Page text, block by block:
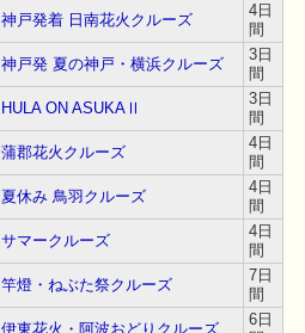
神戸発着 日南花火クルーズ
4日
間
神戸発 夏の神戸・横浜クルーズ
3日
間
HULA ON ASUKAⅡ
3日
間
蒲郡花火クルーズ
4日
間
夏休み 鳥羽クルーズ
4日
間
サマークルーズ
4日
間
竿燈・ねぶた祭クルーズ
7日
間
伊東花火・阿波おどりクルーズ
6日